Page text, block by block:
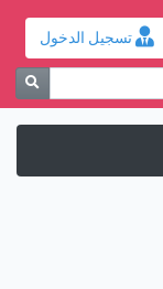
تسجيل الدخول